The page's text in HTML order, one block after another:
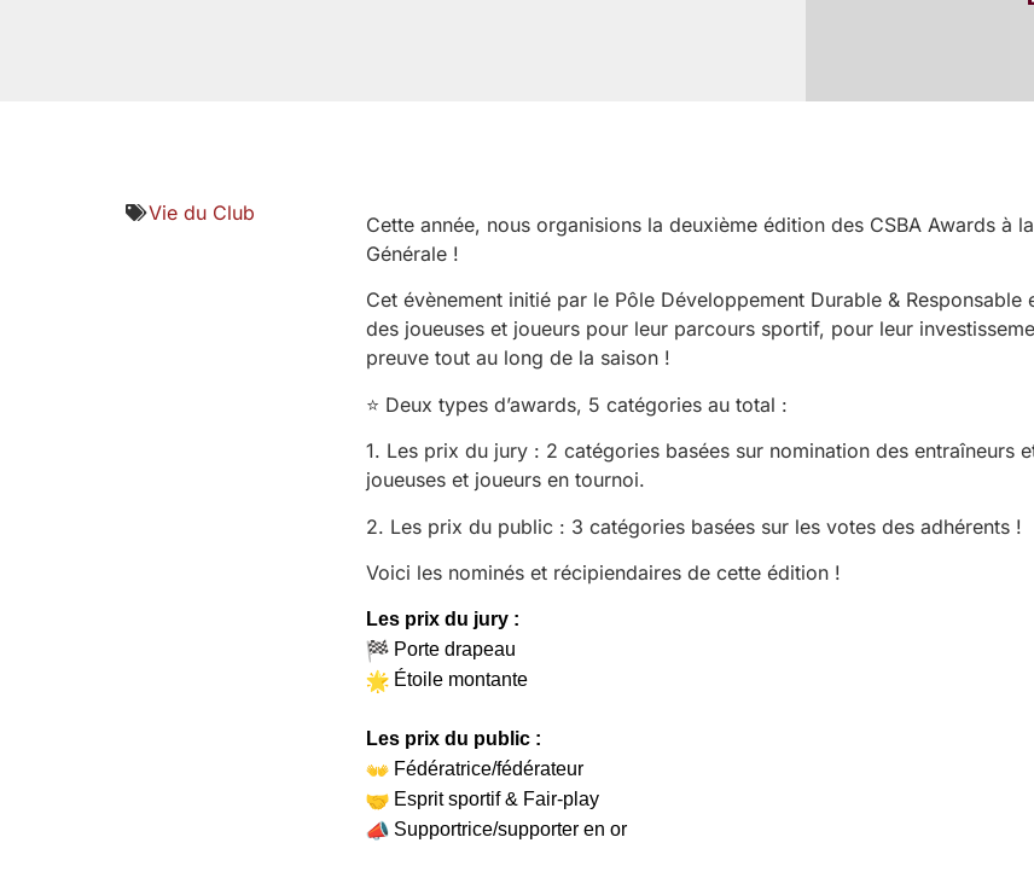
Vie du Club
Cette année, nous organisions la deuxième édition des CSBA Awards à
Générale !
Cet évènement initié par le Pôle Développement Durable & Responsable
des joueuses et joueurs pour leur parcours sportif, pour leur
preuve tout au long de la saison !
⭐ Deux types d’awards, 5 catégories au total :
1. Les prix du jury : 2 catégories basées sur nomination des entraîneurs
joueuses et joueurs en tournoi.
2. Les prix du public : 3 catégories basées sur les votes des adhérents !
Voici les nominés et récipiendaires de cette édition !
Les prix du jury :
Porte drapeau
Étoile montante
Les prix du public :
Fédératrice/fédérateur
Esprit sportif & Fair-play
Supportrice/supporter en or